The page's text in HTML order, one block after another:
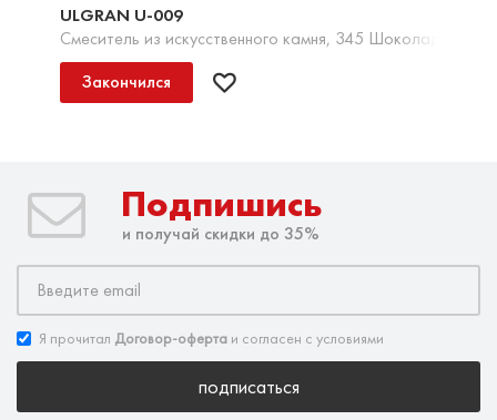
ULGRAN U-009
Смеситель из искусственного камня, 345 Шоколад
Закончился
Подпишись
и получай скидки до 35%
Я прочитал Договор-оферта и согласен с условиями
подписаться